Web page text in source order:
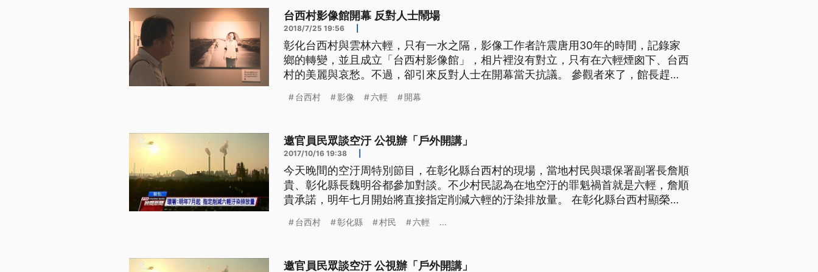
台西村影像館開幕 反對人士鬧場
2018/7/25 19:56
彰化台西村與雲林六輕，只有一水之隔，影像工作者許震唐用30年的時間，記錄家
鄉的轉變，並且成立「台西村影像館」，相片裡沒有對立，只有在六輕煙囪下、台西
村的美麗與哀愁。不過，卻引來反對人士在開幕當天抗議。 參觀者來了，館長趕來
片，影像工作者許震唐，這次不想用憤怒來控訴六輕。 許震唐說：「（老先生)罹癌
台西村 影像 六輕 開幕
邀官員民眾談空汙 公視辦「戶外開講」
2017/10/16 19:38
今天晚間的空汙周特別節目，在彰化縣台西村的現場，當地村民與環保署副署長詹順
貴、彰化縣長魏明谷都參加對談。不少村民認為在地空汙的罪魁禍首就是六輕，詹順
貴承諾，明年七月開始將直接指定削減六輕的汙染排放量。 在彰化縣台西村顯榮宮
講，數十位村民到場表達心聲，不少村民談及空污，將矛頭直接指向八公里外的六輕
台西村 彰化縣 村民 六輕 ...
邀官員民眾談空汙 公視辦「戶外開講」